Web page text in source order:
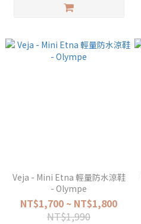
Veja - Mini Etna 輕量防水涼鞋
- Olympe
NT$1,700 ~ NT$1,800
NT$1,990